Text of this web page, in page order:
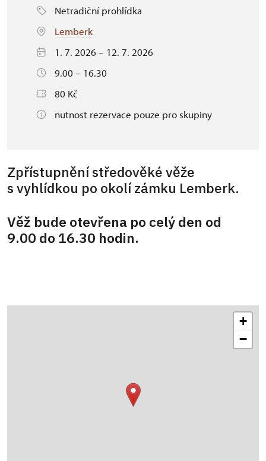
Netradiční prohlídka
Lemberk
1. 7. 2026 – 12. 7. 2026
9.00 – 16.30
80 Kč
nutnost rezervace pouze pro skupiny
Zpřístupnění středověké věže
s vyhlídkou po okolí zámku Lemberk.
Věž bude otevřena po celý den od
9.00 do 16.30 hodin.
+
−